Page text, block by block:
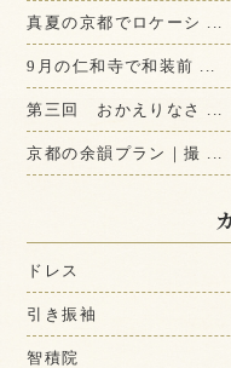
真夏の京都でロケーシ ...
9月の仁和寺で和装前 ...
第三回 おかえりなさ ...
京都の余韻プラン｜撮 ...
ドレス
引き振袖
智積院